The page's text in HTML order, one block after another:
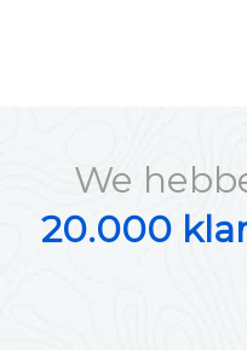
We
20.000